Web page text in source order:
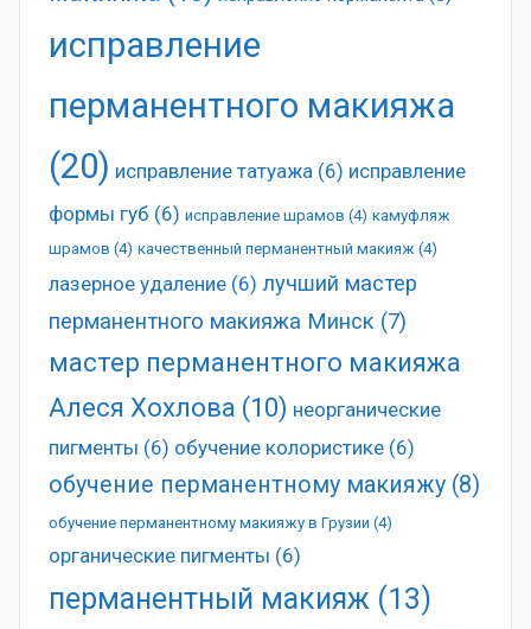
исправление
перманентного макияжа
(20) исправление татуажа (6) исправление
формы губ (6) исправление шрамов (4) камуфляж
шрамов (4) качественный перманентный макияж (4)
лазерное удаление (6) лучший мастер
перманентного макияжа Минск (7)
мастер перманентного макияжа
Алеся Хохлова (10) неорганические
пигменты (6) обучение колористике (6)
обучение перманентному макияжу (8)
обучение перманентному макияжу в Грузии (4)
органические пигменты (6)
перманентный макияж (13)